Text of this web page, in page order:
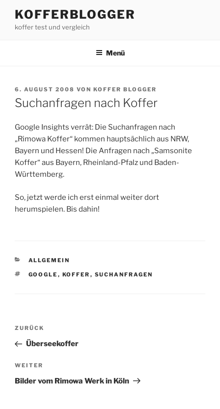
Inhalt
springen
KOFFERBLOGGER
koffer test und vergleich
Menü
VERÖFFENTLICHT
AM
6. AUGUST 2008 VON KOFFER BLOGGER
Suchanfragen nach Koffer
Google Insights verrät: Die Suchanfragen nach
„Rimowa Koffer“ kommen hauptsächlich aus NRW,
Bayern und Hessen! Die Anfragen nach „Samsonite
Koffer“ aus Bayern, Rheinland-Pfalz und Baden-
Württemberg.
So, jetzt werde ich erst einmal weiter dort
herumspielen. Bis dahin!
KATEGORIEN
ALLGEMEIN
SCHLAGWÖRTER
GOOGLE , KOFFER , SUCHANFRAGEN
Beitragsnavigation
Vorheriger
Beitrag
ZURÜCK
Überseekoffer
Nächster
Beitrag
WEITER
Bilder vom Rimowa Werk in Köln